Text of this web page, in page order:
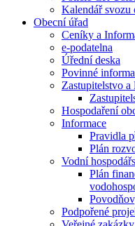
Kalendář svozu
Obecní úřad
Ceníky a
e-podatelna
Úřední deska
Povinné
Zastupitelstvo a
Hospodaření
Informace
Pravidla
Plán
Vodní
Plán
Podpořené